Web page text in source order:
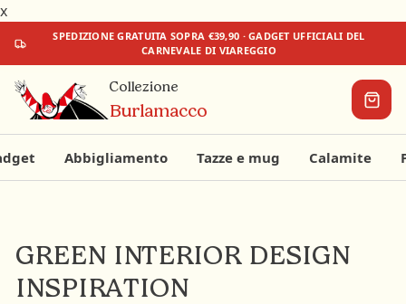
x
SPEDIZIONEGRATUITA SOPRA €39,90 · GADGET UFFICIALI DEL
CARNEVALE DI VIAREGGIO
Collezione
Burlamacco
Abbigliamento Tazze e mug Calamite
Aggiungi
qualcosa
GREEN INTERIOR DESIGN
INSPIRATION